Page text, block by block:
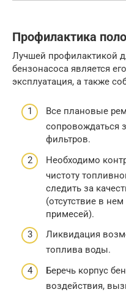
Профилактика
Лучшей профилактикой
бензонасоса является
эксплуатация, а также
Все плановые
сопровождаться
фильтров.
Необходимо
чистоту
следить за
(отсутствие в
примесей).
Ликвидация
топлива воды.
Беречь корпус
воздействия,